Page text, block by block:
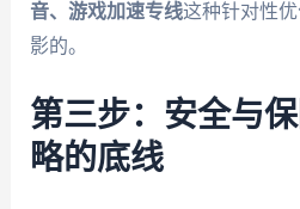
音、游戏加速专线这种针对性
影的。
第三步：安全与
略的底线